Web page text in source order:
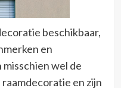
beschikbaar,
en
wel de
en zijn